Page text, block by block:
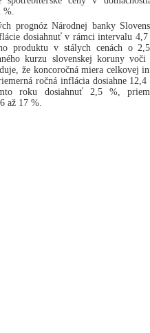
%.
prognóz Národnej banky
dosiahnuť v rámci intervalu
produktu v stálych cenách o
kurzu slovenskej koruny
že koncoročná miera celkovej
ročná inflácia dosiahne
roku dosiahnuť 2,5 %,
až 17 %.